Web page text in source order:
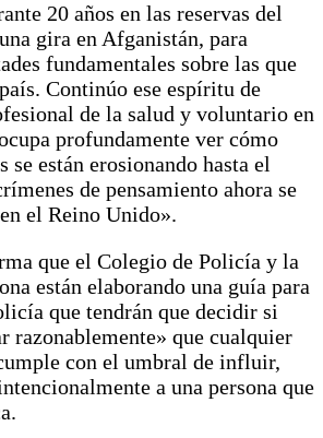
20 años en las reservas del
gira en Afganistán, para
fundamentales sobre las que
Continúo ese espíritu de
de la salud y voluntario en
profundamente ver cómo
se están erosionando hasta el
de pensamiento ahora se
el Reino Unido».
que el Colegio de Policía y la
están elaborando una guía para
que tendrán que decidir si
razonablemente» que cualquier
con el umbral de influir,
a una persona que